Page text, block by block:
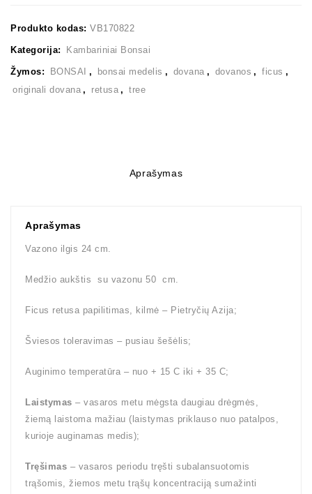
Produkto kodas: VB170822
Kategorija: Kambariniai Bonsai
Žymos: BONSAI , bonsai medelis , dovana , dovanos , ficus ,
originali dovana , retusa , tree
Aprašymas
Aprašymas
Vazono ilgis 24 cm.
Medžio aukštis su vazonu 50 cm.
Ficus retusa papilitimas, kilmė – Pietryčių Azija;
Šviesos toleravimas – pusiau šešėlis;
Auginimo temperatūra – nuo + 15 C iki + 35 C;
Laistymas – vasaros metu mėgsta daugiau drėgmės,
žiemą laistoma mažiau (laistymas priklauso nuo patalpos,
kurioje auginamas medis);
Tręšimas – vasaros periodu tręšti subalansuotomis
trąšomis, žiemos metu trąšų koncentraciją sumažinti